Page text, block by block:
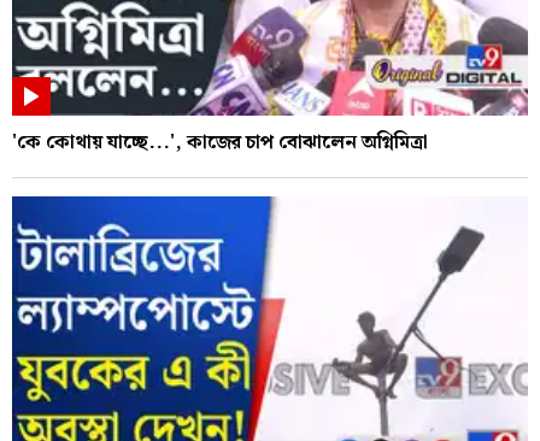
'কে কোথায় যাচ্ছে...', কাজের চাপ বোঝালেন অগ্নিমিত্রা